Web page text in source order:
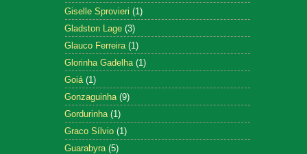
Giselle Sprovieri (1)
Gladston Lage (3)
Glauco Ferreira (1)
Glorinha Gadelha (1)
Goiá (1)
Gonzaguinha (9)
Gordurinha (1)
Graco Sílvio (1)
Guarabyra (5)